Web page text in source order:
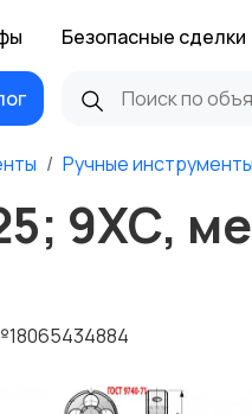
Безопасные сделки
Ручные инструменты
9ХС,